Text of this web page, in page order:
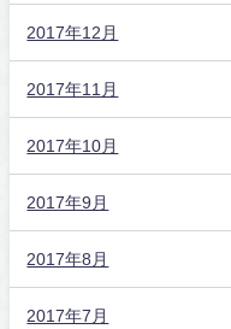
2017年12月
2017年11月
2017年10月
2017年9月
2017年8月
2017年7月